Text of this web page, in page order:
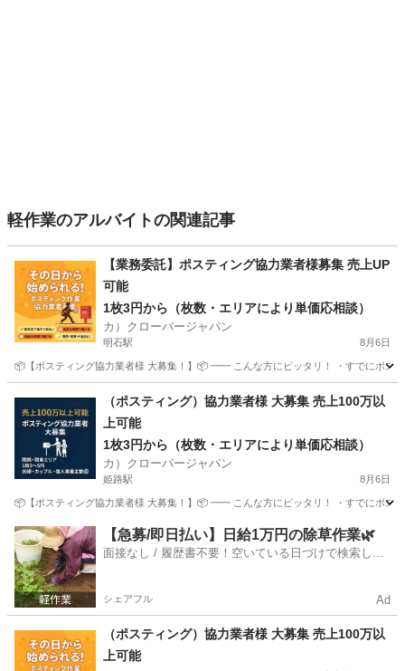
軽作業のアルバイトの関連記事
【業務委託】ポスティング協力業者様募集 売上UP
可能
1枚3円から（枚数・エリアにより単価応相談）
カ）クローバージャパン
明石駅 8月6日
📦【ポスティング協力業者様 大募集！】📦 ━━ こんな方にピッタリ！ ・すでにポス
明石駅 軽作業 業務委託
（ポスティング）協力業者様 大募集 売上100万以
上可能
1枚3円から（枚数・エリアにより単価応相談）
カ）クローバージャパン
姫路駅 8月6日
📦【ポスティング協力業者様 大募集！】📦 ━━ こんな方にピッタリ！ ・すでにポス
兵庫 姫路市 姫路駅 軽作業 業務委託契約
【急募/即日払い】日給1万円の除草作業🌿
面接なし / 履歴書不要！空いている日づけで検索して
シェアフル Ad
（ポスティング）協力業者様 大募集 売上100万以
上可能